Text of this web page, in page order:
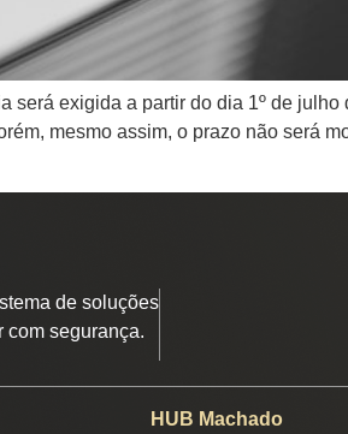
exigida a partir do dia 1º de
mesmo assim, o prazo não será
de soluções
com segurança.
HUB Machado